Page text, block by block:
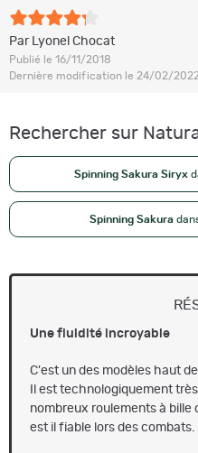
Par Lyonel Chocat
Publié le 16/11/2018
Dernière modification le 24/02/2022
Rechercher sur
Spinning Sakura Siryx
Spinning Sakura
Une fluidité incroyable
C'est un des modèles haut
Il est technologiquement
nombreux roulements à bille
est il fiable lors des